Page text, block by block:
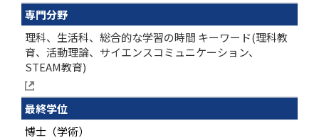
専門分野
理科、生活科、総合的な学習の時間 キーワード(理科教
育、活動理論、サイエンスコミュニケーション、
STEAM教育)
最終学位
博士（学術）